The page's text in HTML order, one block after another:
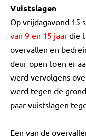
Vuistslagen
Op vrijdagavond 15
van 9 en 15 jaar die
overvallen en
deur open toen er
werd vervolgens
werd tegen de
paar vuistslagen
Een van de